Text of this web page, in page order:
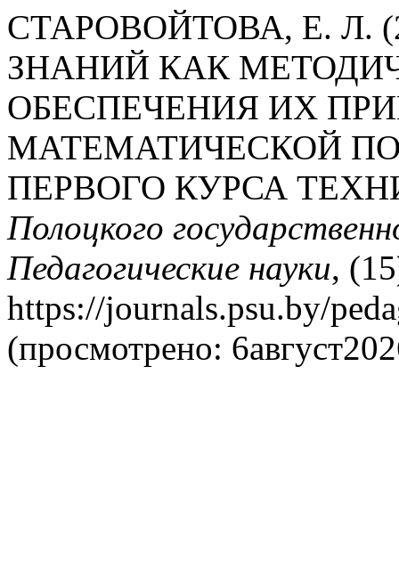
СТАРОВОЙТОВА, Е. Л.
ЗНАНИЙ КАК
ОБЕСПЕЧЕНИЯ ИХ
МАТЕМАТИЧЕСКОЙ
ПЕРВОГО КУРСА
Полоцкого
Педагогические науки,
https://journals.psu.by/
(просмотрено: